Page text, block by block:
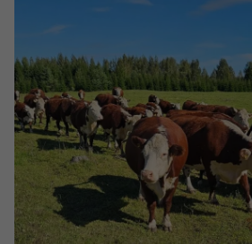
Mārupe
Olaine
Ropaži
Salaspils
Saulkrasti
Sigulda
Jūrmala
Vide
Par